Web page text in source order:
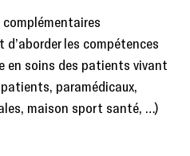
les compétences
en soins des patients vivant
paramédicaux,
maison sport santé, …)